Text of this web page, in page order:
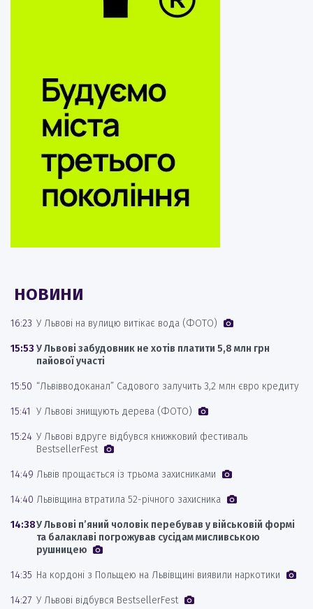
НОВИНИ
16:23 У Львові на вулицю витікає вода (ФОТО)
15:53 У Львові забудовник не хотів платити 5,8 млн грн
пайової участі
15:50 “Львівводоканал” Садового залучить 3,2 млн євро кредиту
15:41 У Львові знищують дерева (ФОТО)
15:24 У Львові вдруге відбувся книжковий фестиваль
BestsellerFest
14:49 Львів прощається із трьома захисниками
14:40 Львівщина втратила 52-річного захисника
14:38У Львові п’яний чоловік перебував у військовій формі
та балаклаві погрожував сусідам мисливською
рушницею
14:35 На кордоні з Польщею на Львівщині виявили наркотики
14:27 У Львові відбувся BestsellerFest